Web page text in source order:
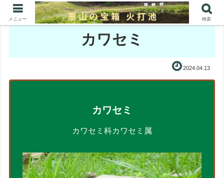
カワセミ
2024.04.13
カワセミ
カワセミ科カワセミ属
メニュー 検索